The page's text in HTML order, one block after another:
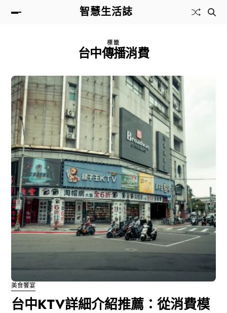
智慧生活誌
標籤
台中傳播消費
美食饗宴
台中KTV詳細介紹推薦：從消費模